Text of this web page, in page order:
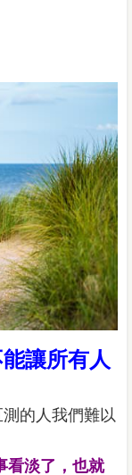
讓所有人
的人我們難以
看淡了，也就